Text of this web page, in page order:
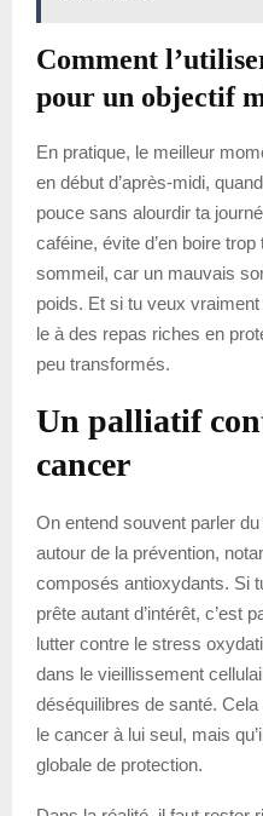
Comment
pour un objectif
En pratique, le meilleur
en début d’après-midi,
pouce sans alourdir ta
caféine, évite d’en boire
sommeil, car un mauvais
poids. Et si tu veux
le à des repas riches en
peu transformés.
Un palliatif
cancer
On entend souvent parler
autour de la prévention,
composés antioxydants. Si
prête autant d’intérêt, c’est
lutter contre le stress
dans le vieillissement
déséquilibres de santé. Cela
le cancer à lui seul, mais
globale de protection.